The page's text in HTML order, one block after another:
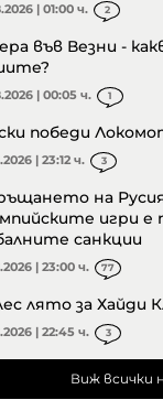
| 01:00 ч. 2
във Везни -
| 00:05 ч. 1
победи
| 23:12 ч. 3
на
игри е
санкции
| 23:00 ч. 77
лято за Хайди
| 22:45 ч. 3
Виж всички